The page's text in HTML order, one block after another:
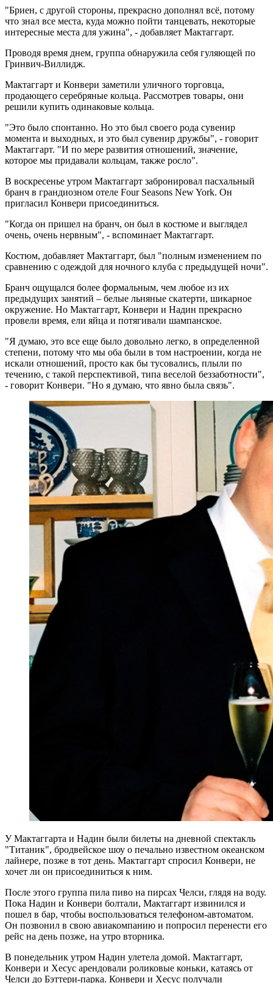
"Бриен, с другой стороны, прекрасно дополнял всё, потому
что знал все места, куда можно пойти танцевать, некоторые
интересные места для ужина", - добавляет Мактаггарт.
Проводя время днем, группа обнаружила себя гуляющей по
Гринвич-Виллидж.
Мактаггарт и Конвери заметили уличного торговца,
продающего серебряные кольца. Рассмотрев товары, они
решили купить одинаковые кольца.
"Это было спонтанно. Но это был своего рода сувенир
момента и выходных, и это был сувенир дружбы", - говорит
Мактаггарт. "И по мере развития отношений, значение,
которое мы придавали кольцам, также росло".
В воскресенье утром Мактаггарт забронировал пасхальный
бранч в грандиозном отеле Four Seasons New York. Он
пригласил Конвери присоединиться.
"Когда он пришел на бранч, он был в костюме и выглядел
очень, очень нервным", - вспоминает Мактаггарт.
Костюм, добавляет Мактаггарт, был "полным изменением по
сравнению с одеждой для ночного клуба с предыдущей ночи".
Бранч ощущался более формальным, чем любое из их
предыдущих занятий – белые льняные скатерти, шикарное
окружение. Но Мактаггарт, Конвери и Надин прекрасно
провели время, ели яйца и потягивали шампанское.
"Я думаю, это все еще было довольно легко, в определенной
степени, потому что мы оба были в том настроении, когда не
искали отношений, просто как бы тусовались, плыли по
течению, с такой перспективой, типа веселой беззаботности",
- говорит Конвери. "Но я думаю, что явно была связь".
У Мактаггарта и Надин были билеты на дневной спектакль
"Титаник", бродвейское шоу о печально известном океанском
лайнере, позже в тот день. Мактаггарт спросил Конвери, не
хочет ли он присоединиться к ним.
После этого группа пила пиво на пирсах Челси, глядя на воду.
Пока Надин и Конвери болтали, Мактаггарт извинился и
пошел в бар, чтобы воспользоваться телефоном-автоматом.
Он позвонил в свою авиакомпанию и попросил перенести его
рейс на день позже, на утро вторника.
В понедельник утром Надин улетела домой. Мактаггарт,
Конвери и Хесус арендовали роликовые коньки, катаясь от
Челси до Бэттери-парка. Конвери и Хесус получали